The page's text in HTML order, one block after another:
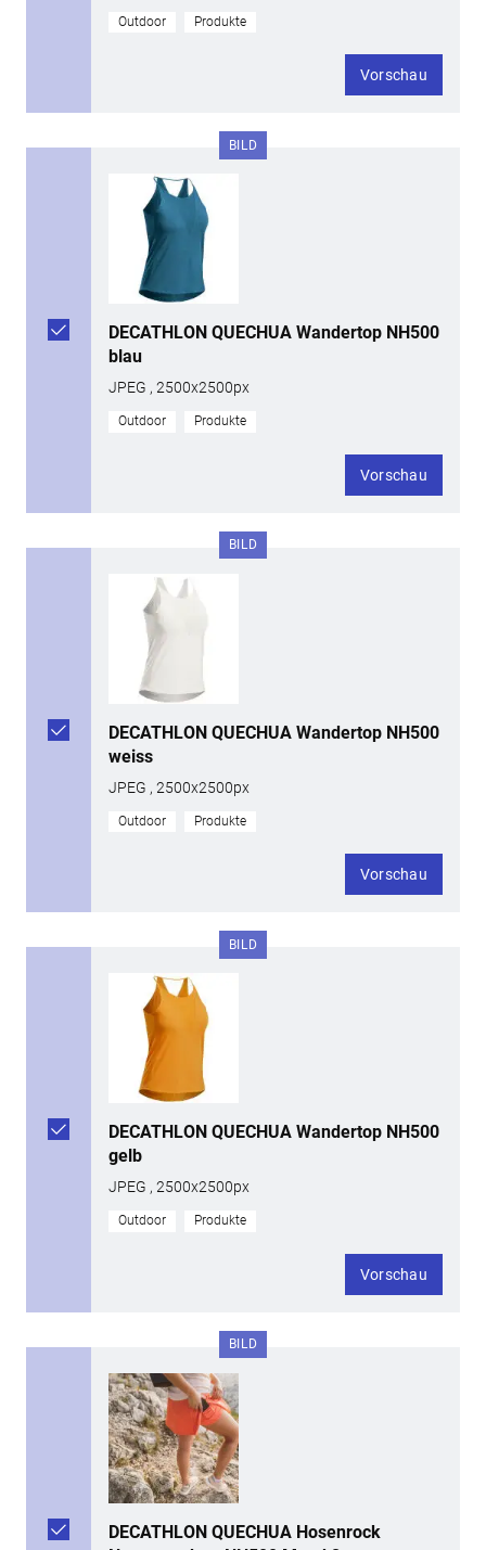
Outdoor Produkte
Vorschau
BILD
DECATHLON QUECHUA Wandertop NH500
blau
JPEG , 2500x2500px
Outdoor Produkte
Vorschau
BILD
DECATHLON QUECHUA Wandertop NH500
weiss
JPEG , 2500x2500px
Outdoor Produkte
Vorschau
BILD
DECATHLON QUECHUA Wandertop NH500
gelb
JPEG , 2500x2500px
Outdoor Produkte
Vorschau
BILD
DECATHLON QUECHUA Hosenrock